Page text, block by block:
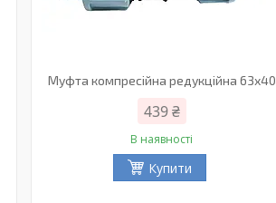
Муфта компресійна редукційна 63х40
439 ₴
В наявності
Купити